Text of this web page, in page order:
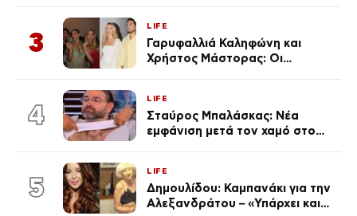
3
LIFE
Γαρυφαλλιά Καληφώνη και
Χρήστος Μάστορας: Οι
απαρατήρητη
4
LIFE
Σταύρος Μπαλάσκας: Νέα
εμφάνιση μετά τον χαμό στο
5
LIFE
Δημουλίδου: Καμπανάκι για την
Αλεξανδράτου – «Υπάρχει και